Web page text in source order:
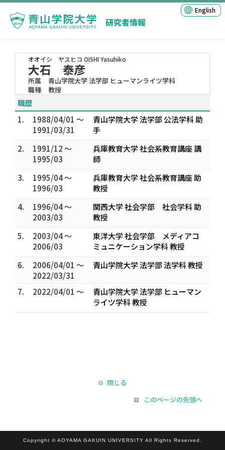
研究者情報
English
オオイシ ヤスヒコ OISHI Yasuhiko
大石 泰彦
所属
青山学院大学 法学部 ヒューマンライツ学科
職種
教授
職歴
1.
1988/04/01 ～
1991/03/31
青山学院大学 法学部 公法学科 助
手
2.
1991/12 ～
1995/03
兵庫教育大学 社会系教育講座 講
師
3.
1995/04 ～
1996/03
兵庫教育大学 社会系教育講座 助
教授
4.
1996/04 ～
2003/03
関西大学 社会学部 社会学科 助
教授
5.
2003/04 ～
2006/03
東洋大学 社会学部 メディアコ
ミュニケーション学科 教授
6.
2006/04/01 ～
2022/03/31
青山学院大学 法学部 法学科 教授
7. 2022/04/01 ～
青山学院大学 法学部 ヒューマン
ライツ学科 教授
閉じる
このページの先頭へ
Copyright © AOYAMA GAKUIN UNIVERSITY All Rights Reserved.